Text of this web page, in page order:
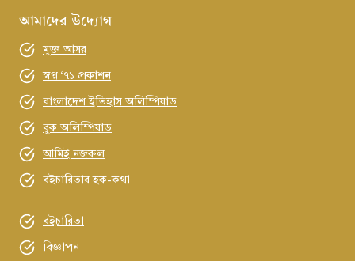
আমাদের উদ্যোগ
মুক্ত আসর
স্বপ্ন ‘৭১ প্রকাশন
বাংলাদেশ ইতিহাস অলিম্পিয়াড
বুক অলিম্পিয়াড
আমিই নজরুল
বইচারিতার হক-কথা
বইচারিতা
বিজ্ঞাপন